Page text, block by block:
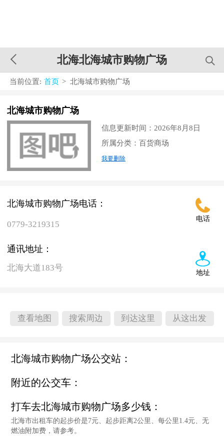
北海北海城市购物广场
当前位置: 首页 > 北海城市购物广场
北海城市购物广场
信息更新时间：2026年8月8日
所属分类：百货商场
我要删除
电话
北海城市购物广场电话：
0779-3219315
地址
通讯地址：
北海大道183号
查看地图 搜索周边 到达这里 从这出发
北海城市购物广场公交站：
附近的公交车：
打车去北海城市购物广场多少钱：
北海市出租车的起步价是7元、起步距离2公里、每公里1.4元、无
燃油附加费，请参考。